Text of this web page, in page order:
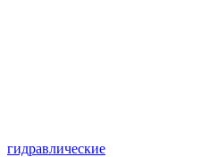
гидравлические